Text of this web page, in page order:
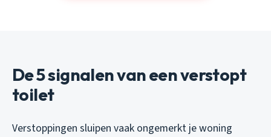
De 5 signalen van een verstopt
toilet
Verstoppingen sluipen vaak ongemerkt je woning